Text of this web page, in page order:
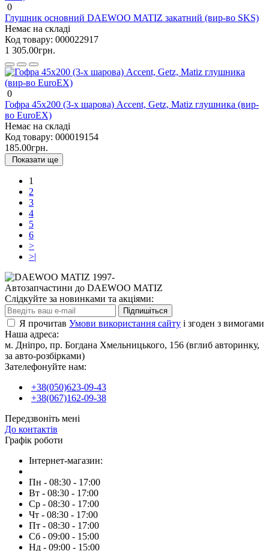
0
Глушник основний DAEWOO MATIZ закатний (вир-во SKS)
Немає на складі
Код товару: 000022917
1 305.00грн.
0
Гофра 45х200 (3-х шарова) Accent, Getz, Matiz глушника (вир-
во EuroEX)
Немає на складі
Код товару: 000019154
185.00грн.
Показати ще
1
2
3
4
5
6
>
>|
Автозапчастини до DAEWOO MATIZ
Слідкуйте за новинками та акціями:
Підпишіться
Я прочитав Умови використання сайту і згоден з вимогами
Наша адреса:
м. Дніпро, пр. Богдана Хмельницького, 156 (вглиб авторинку,
за авто-розбірками)
Зателефонуйте нам:
+38(050)623-09-43
+38(067)162-09-38
Передзвоніть мені
До контактів
Графік роботи
Інтернет-магазин:
Пн - 08:30 - 17:00
Вт - 08:30 - 17:00
Ср - 08:30 - 17:00
Чт - 08:30 - 17:00
Пт - 08:30 - 17:00
Сб - 09:00 - 15:00
Нд - 09:00 - 15:00